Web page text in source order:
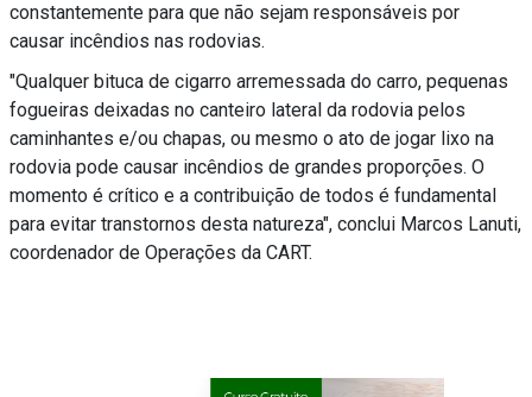
constantemente para que não sejam responsáveis por
causar incêndios nas rodovias.
"Qualquer bituca de cigarro arremessada do carro, pequenas
fogueiras deixadas no canteiro lateral da rodovia pelos
caminhantes e/ou chapas, ou mesmo o ato de jogar lixo na
rodovia pode causar incêndios de grandes proporções. O
momento é crítico e a contribuição de todos é fundamental
para evitar transtornos desta natureza", conclui Marcos Lanuti,
coordenador de Operações da CART.